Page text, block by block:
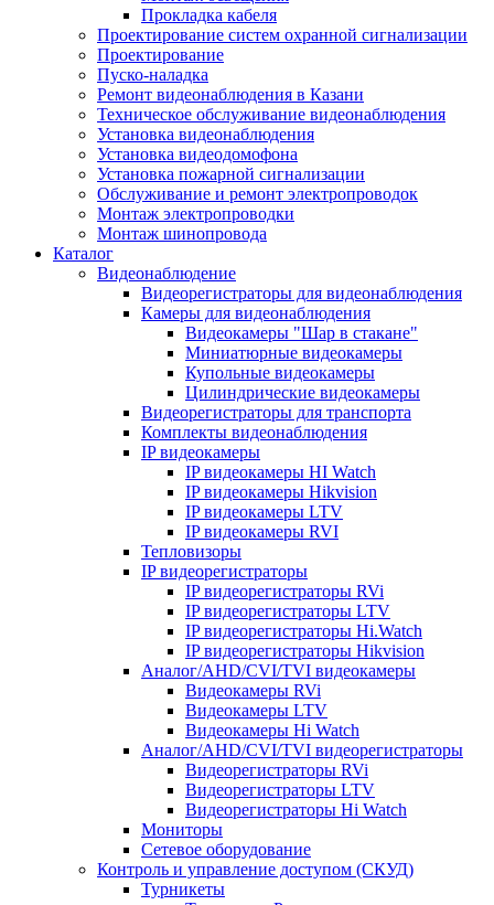
Прокладка кабеля
Проектирование систем охранной сигнализации
Проектирование
Пуско-наладка
Ремонт видеонаблюдения в Казани
Техническое обслуживание видеонаблюдения
Установка видеонаблюдения
Установка видеодомофона
Установка пожарной сигнализации
Обслуживание и ремонт электропроводок
Монтаж электропроводки
Монтаж шинопровода
Каталог
Видеонаблюдение
Видеорегистраторы для видеонаблюдения
Камеры для видеонаблюдения
Видеокамеры "Шар в стакане"
Миниатюрные видеокамеры
Купольные видеокамеры
Цилиндрические видеокамеры
Видеорегистраторы для транспорта
Комплекты видеонаблюдения
IP видеокамеры
IP видеокамеры HI Watch
IP видеокамеры Hikvision
IP видеокамеры LTV
IP видеокамеры RVI
Тепловизоры
IP видеорегистраторы
IP видеорегистраторы RVi
IP видеорегистраторы LTV
IP видеорегистраторы Hi.Watch
IP видеорегистраторы Hikvision
Аналог/AHD/CVI/TVI видеокамеры
Видеокамеры RVi
Видеокамеры LTV
Видеокамеры Hi Watch
Аналог/AHD/CVI/TVI видеорегистраторы
Видеорегистраторы RVi
Видеорегистраторы LTV
Видеорегистраторы Hi Watch
Мониторы
Сетевое оборудование
Контроль и управление доступом (СКУД)
Турникеты